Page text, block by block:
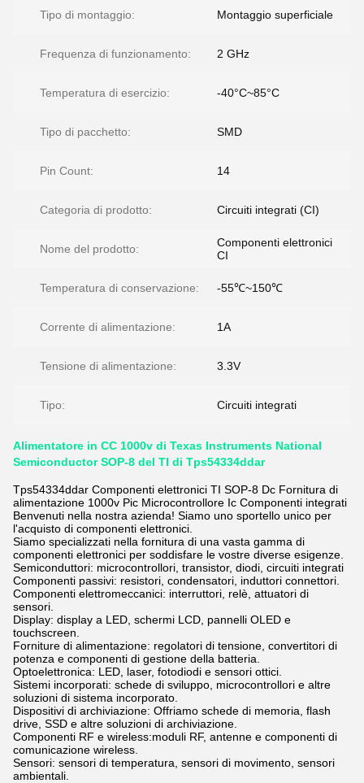
Tipo di montaggio: Montaggio superficiale
Frequenza di funzionamento: 2 GHz
Temperatura di esercizio: -40°C~85°C
Tipo di pacchetto: SMD
Pin Count: 14
Categoria di prodotto: Circuiti integrati (CI)
Nome del prodotto:
Componenti elettronici
CI
Temperatura di conservazione: -55℃~150℃
Corrente di alimentazione: 1A
Tensione di alimentazione: 3.3V
Tipo: Circuiti integrati
Alimentatore in CC 1000v di Texas Instruments National
Semiconductor SOP-8 del TI di Tps54334ddar
Tps54334ddar Componenti elettronici TI SOP-8 Dc Fornitura di
alimentazione 1000v Pic Microcontrollore Ic Componenti integrati
Benvenuti nella nostra azienda! Siamo uno sportello unico per
l'acquisto di componenti elettronici.
Siamo specializzati nella fornitura di una vasta gamma di
componenti elettronici per soddisfare le vostre diverse esigenze.
Semiconduttori: microcontrollori, transistor, diodi, circuiti integrati
Componenti passivi: resistori, condensatori, induttori connettori.
Componenti elettromeccanici: interruttori, relè, attuatori di
sensori.
Display: display a LED, schermi LCD, pannelli OLED e
touchscreen.
Forniture di alimentazione: regolatori di tensione, convertitori di
potenza e componenti di gestione della batteria.
Optoelettronica: LED, laser, fotodiodi e sensori ottici.
Sistemi incorporati: schede di sviluppo, microcontrollori e altre
soluzioni di sistema incorporato.
Dispositivi di archiviazione: Offriamo schede di memoria, flash
drive, SSD e altre soluzioni di archiviazione.
Componenti RF e wireless:moduli RF, antenne e componenti di
comunicazione wireless.
Sensori: sensori di temperatura, sensori di movimento, sensori
ambientali.